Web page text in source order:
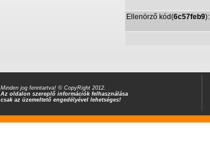
Ellenörző kód(6c57feb9):
Minden jog fenntartva! © CopyRight 2012.
Az oldalon szereplő információk felhasználása
csak az üzemeltető engedélyével lehetséges!